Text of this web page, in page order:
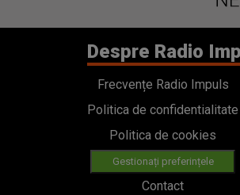
Despre Radio
Frecvențe Radio Impuls
Politica de confidentialitate
Politica de cookies
Gestionați preferințele
Contact